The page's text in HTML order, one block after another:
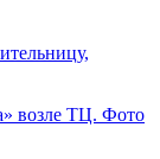
возле ТЦ. Фото